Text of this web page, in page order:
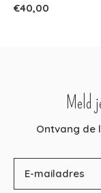
€40,00
Meld
Ontvang de